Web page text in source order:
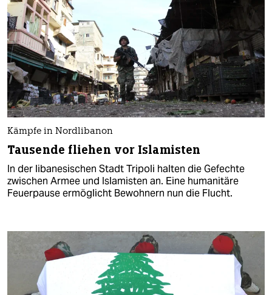
Kämpfe in Nordlibanon
Tausende fliehen vor Islamisten
In der libanesischen Stadt Tripoli halten die Gefechte
zwischen Armee und Islamisten an. Eine humanitäre
Feuerpause ermöglicht Bewohnern nun die Flucht.